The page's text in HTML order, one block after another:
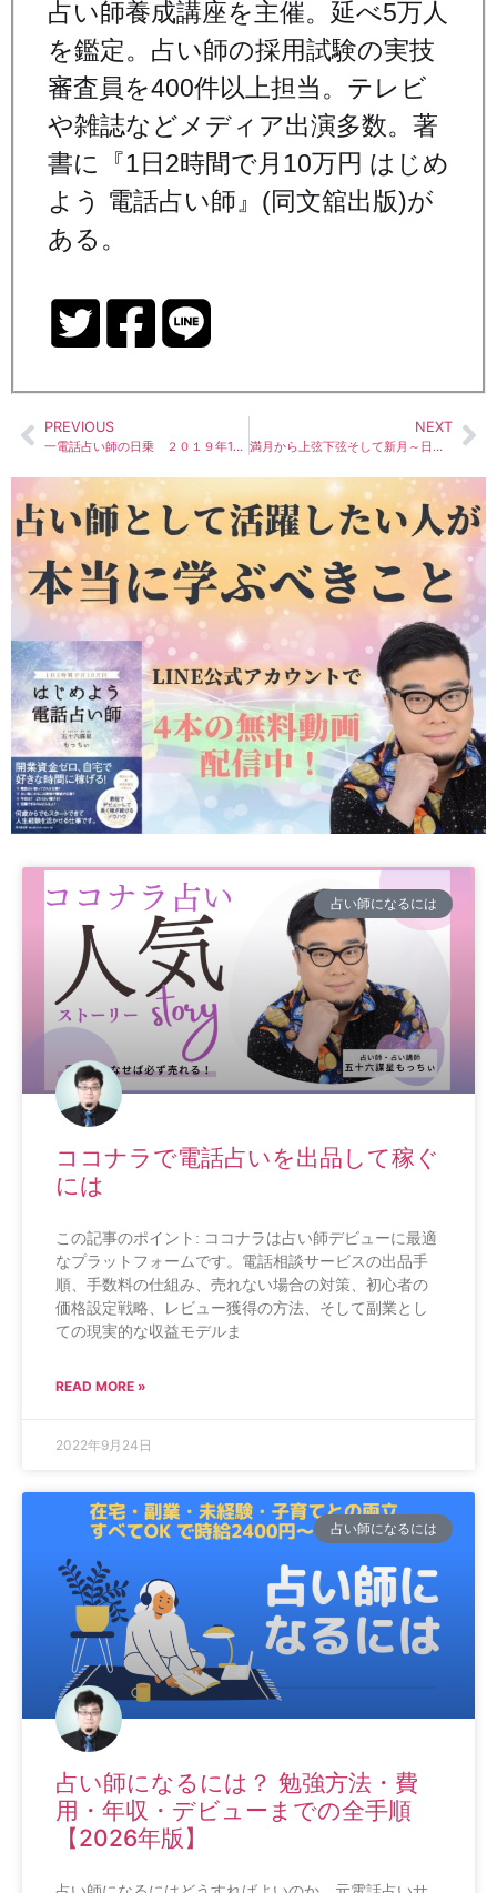
占い師養成講座を主催。延べ5万人
を鑑定。占い師の採用試験の実技
審査員を400件以上担当。テレビ
や雑誌などメディア出演多数。著
書に『1日2時間で月10万円 はじめ
よう 電話占い師』(同文舘出版)が
ある。
PREVIOUS
一電話占い師の日乗 ２０１９年11月後半
NEXT
満月から上弦下弦そして新月～日ごとに移ろう月相の意味と名前
占い師になるには
ココナラで電話占いを出品して稼ぐ
には
この記事のポイント: ココナラは占い師デビューに最適
なプラットフォームです。電話相談サービスの出品手
順、手数料の仕組み、売れない場合の対策、初心者の
価格設定戦略、レビュー獲得の方法、そして副業とし
ての現実的な収益モデルま
READ MORE »
2022年9月24日
占い師になるには
占い師になるには？ 勉強方法・費
用・年収・デビューまでの全手順
【2026年版】